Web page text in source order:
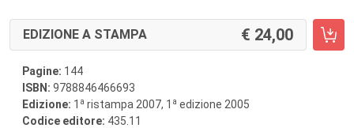
EDIZIONE A STAMPA 24,00
Pagine: 144
ISBN: 9788846466693
Edizione: 1 a ristampa 2007, 1 a edizione 2005
Codice editore: 435.11